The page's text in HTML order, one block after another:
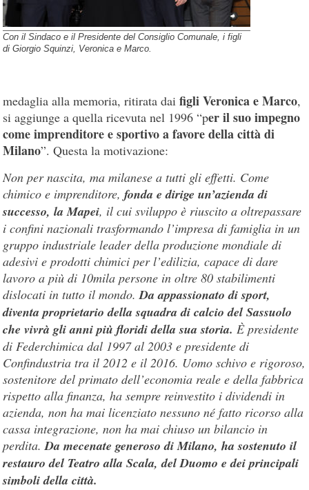
Con il Sindaco e il Presidente del Consiglio Comunale, i figli
di Giorgio Squinzi, Veronica e Marco.
medaglia alla memoria, ritirata daifigli Veronica e Marco,
si aggiunge a quella ricevuta nel 1996 “per il suo impegno
come imprenditore e sportivo a favore della città di
Milano”. Questa la motivazione:
Non per nascita, ma milanese a tutti gli effetti. Come
chimico e imprenditore,fonda e dirige un’azienda di
successo, la Mapei, il cui sviluppo è riuscito a oltrepassare
i confini nazionali trasformando l’impresa di famiglia in un
gruppo industriale leader della produzione mondiale di
adesivi e prodotti chimici per l’edilizia, capace di dare
lavoro a più di 10mila persone in oltre 80 stabilimenti
dislocati in tutto il mondo.Da appassionato di sport,
diventa proprietario della squadra di calcio del Sassuolo
che vivrà gli anni più floridi della sua storia. È presidente
di Federchimica dal 1997 al 2003 e presidente di
Confindustria tra il 2012 e il 2016. Uomo schivo e rigoroso,
sostenitore del primato dell’economia reale e della fabbrica
rispetto alla finanza, ha sempre reinvestito i dividendi in
azienda, non ha mai licenziato nessuno né fatto ricorso alla
cassa integrazione, non ha mai chiuso un bilancio in
perdita.Da mecenate generoso di Milano, ha sostenuto il
restauro del Teatro alla Scala, del Duomo e dei principali
simboli della città.